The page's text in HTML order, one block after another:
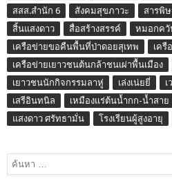
สสส.สำนัก 6
สังคมสุขภาวะ
สารพิ
สิ้นแสงดาว
สื่อสร้างสรรค์ หมอกควั
เครือข่ายขอคืนพื้นที่ป่าดอยสุเทพ
เครื
เครือข่ายเยาวชนต้นกล้าชนเผ่าพื้นเมือง
เยาวชนนักกิจกรรมลาหู่
เล่งเน่ยยี่
เสรีอินทนิล
เหมืองแร่ต้นน้ำกก-น้ำสาย
แสงดาว ศรัทธามั่น
โรงเรียนผู้สูงอายุ